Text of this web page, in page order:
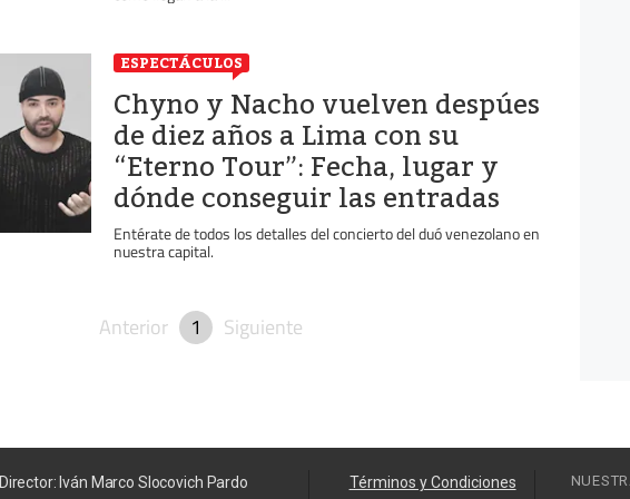
ESPECTÁCULOS
Chyno y Nacho vuelven despúes
de diez años a Lima con su
“Eterno Tour”: Fecha, lugar y
dónde conseguir las entradas
Entérate de todos los detalles del concierto del duó venezolano en
nuestra capital.
Anterior 1 Siguiente
Director: Iván Marco Slocovich Pardo Términos y Condiciones